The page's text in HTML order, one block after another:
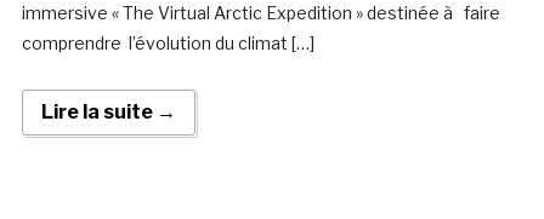
immersive « The Virtual Arctic Expedition » destinée à faire
comprendre l’évolution du climat […]
Lire la suite →